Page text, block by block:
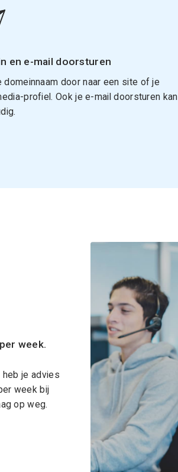
en e-mail doorsturen
domeinnaam door naar een site of je
profiel. Ook je e-mail doorsturen kan
week.
je advies
week bij
op weg.